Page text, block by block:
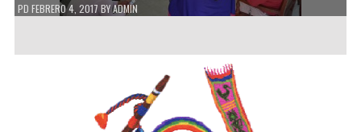
PD FEBRERO 4, 2017 BYADMIN